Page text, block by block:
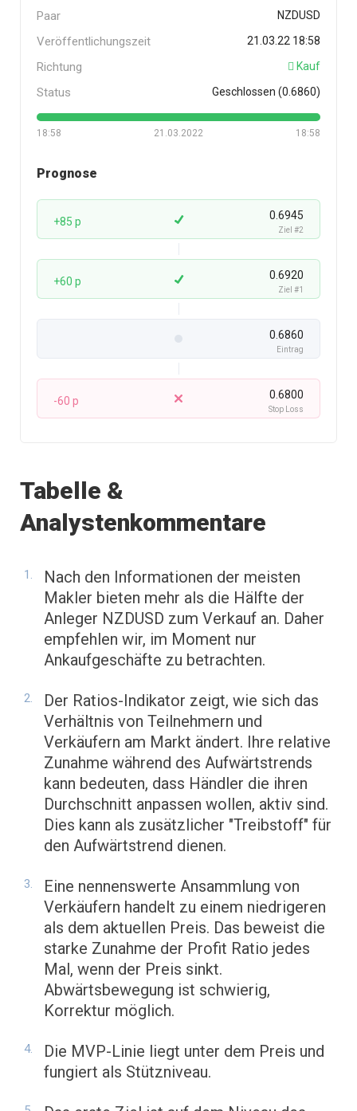
Paar NZDUSD
Veröffentlichungszeit 21.03.22 18:58
Richtung Kauf
Status Geschlossen (0.6860)
18:58 18:58
21.03.2022
Prognose
+85 p 0.6945
Ziel #2
+60 p 0.6920
Ziel #1
0.6860
Eintrag
-60 p 0.6800
Stop Loss
Tabelle &
Analystenkommentare
Nach den Informationen der meisten
Makler bieten mehr als die Hälfte der
Anleger NZDUSD zum Verkauf an. Daher
empfehlen wir, im Moment nur
Ankaufgeschäfte zu betrachten.
Der Ratios-Indikator zeigt, wie sich das
Verhältnis von Teilnehmern und
Verkäufern am Markt ändert. Ihre relative
Zunahme während des Aufwärtstrends
kann bedeuten, dass Händler die ihren
Durchschnitt anpassen wollen, aktiv sind.
Dies kann als zusätzlicher "Treibstoff" für
den Aufwärtstrend dienen.
Eine nennenswerte Ansammlung von
Verkäufern handelt zu einem niedrigeren
als dem aktuellen Preis. Das beweist die
starke Zunahme der Profit Ratio jedes
Mal, wenn der Preis sinkt.
Abwärtsbewegung ist schwierig,
Korrektur möglich.
Die MVP-Linie liegt unter dem Preis und
fungiert als Stützniveau.